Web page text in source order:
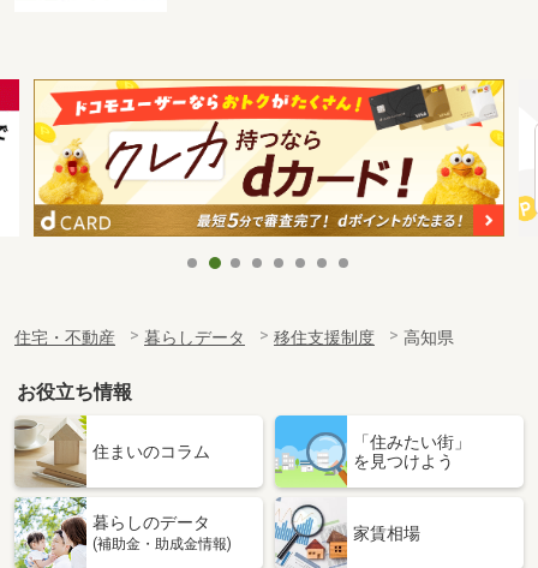
住宅・不動産 暮らしデータ 移住支援制度 高知県
お役立ち情報
住まいのコラム
「住みたい街」
を見つけよう
暮らしのデータ
(補助金・助成金情報)
家賃相場